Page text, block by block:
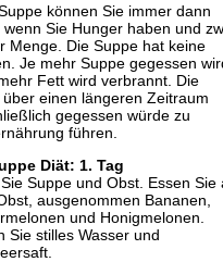
können Sie immer dann
wenn Sie Hunger haben und
Menge. Die Suppe hat keine
Je mehr Suppe gegessen
Fett wird verbrannt. Die
über einen längeren Zeitraum
gegessen würde zu
führen.
Diät: 1. Tag
Suppe und Obst. Essen Sie
ausgenommen Bananen,
und Honigmelonen.
Sie stilles Wasser und